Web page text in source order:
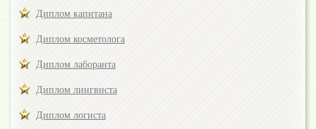
Диплом капитана
Диплом косметолога
Диплом лаборанта
Диплом лингвиста
Диплом логиста